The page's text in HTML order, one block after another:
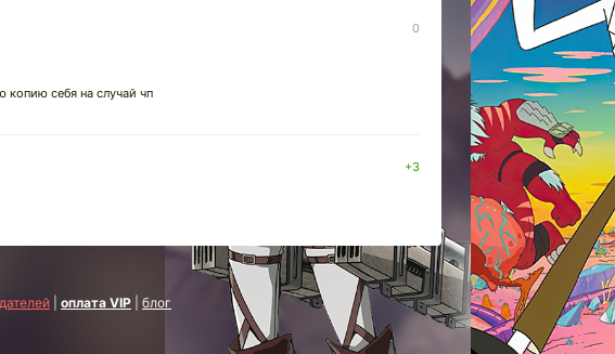
0
копию себя на случай чп
+3
оплата VIP
блог